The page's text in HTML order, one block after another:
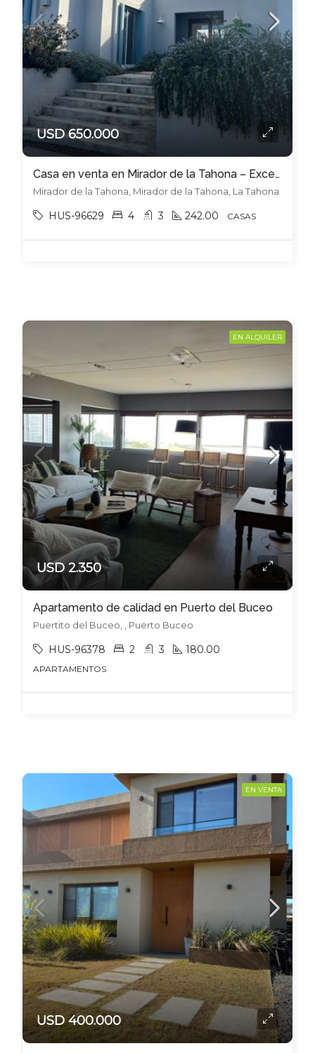
USD 650.000
Casa en venta en Mirador de la Tahona – Excepcional gusto y diseño
Mirador de la Tahona, Mirador de la Tahona, La Tahona
HUS-96629 4 3 242.00 CASAS
EN ALQUILER
USD 2.350
Apartamento de calidad en Puerto del Buceo
Puertito del Buceo, , Puerto Buceo
HUS-96378 2 3 180.00
APARTAMENTOS
EN VENTA
USD 400.000